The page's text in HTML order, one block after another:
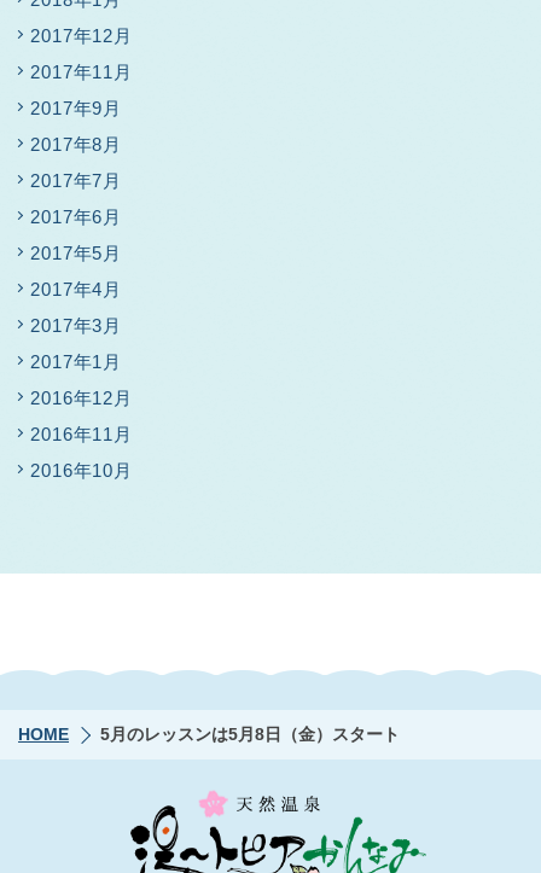
2017年12月
2017年11月
2017年9月
2017年8月
2017年7月
2017年6月
2017年5月
2017年4月
2017年3月
2017年1月
2016年12月
2016年11月
2016年10月
HOME 5月のレッスンは5月8日（金）スタート